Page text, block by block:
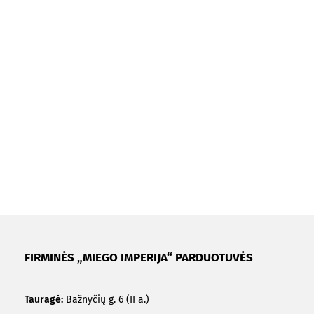
FIRMINĖS „MIEGO IMPERIJA“ PARDUOTUVĖS
Tauragė: Bažnyčių g. 6 (II a.)